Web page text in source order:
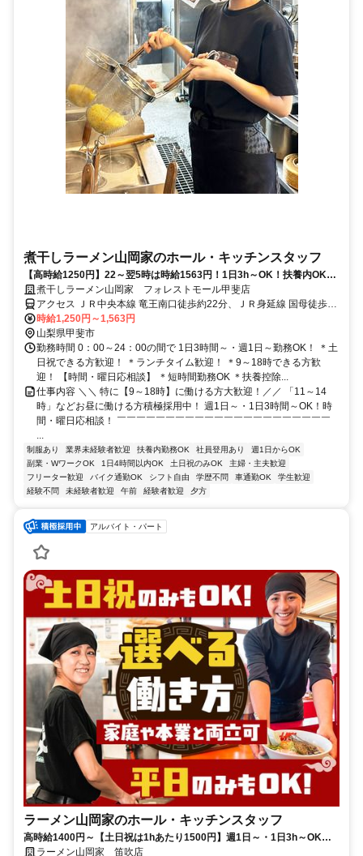
煮干しラーメン山岡家のホール・キッチンスタッフ
【高時給1250円】22～翌5時は時給1563円！1日3h～OK！扶養内OK！
ランチタイム積極採用中！
煮干しラーメン山岡家 フォレストモール甲斐店
アクセス ＪＲ中央本線 竜王南口徒歩約22分、ＪＲ身延線 国母徒歩約
48分 竜王駅より車で4分
時給1,250円～1,563円
山梨県甲斐市
勤務時間 0：00～24：00の間で 1日3時間～・週1日～勤務OK！ ＊土
日祝できる方歓迎！ ＊ランチタイム歓迎！ ＊9～18時できる方歓
迎！ 【時間・曜日応相談】 ＊短時間勤務OK ＊扶養控除...
仕事内容 ＼＼ 特に【9～18時】に働ける方大歓迎！／／ 「11～14
時」などお昼に働ける方積極採用中！ 週1日～・1日3時間～OK！時
間・曜日応相談！ ￣￣￣￣￣￣￣￣￣￣￣￣￣￣￣￣￣￣￣￣￣￣
制服あり 業界未経験者歓迎 扶養内勤務OK 社員登用あり
週1日からOK
副業・WワークOK
1日4時間以内OK 土日祝のみOK
主婦・主夫歓迎
フリーター歓迎
バイク通勤OK シフト自由 学歴不問 車通勤OK
学生歓迎
経験不問
未経験者歓迎 午前 経験者歓迎 夕方
アルバイト・パート
ラーメン山岡家のホール・キッチンスタッフ
高時給1400円～【土日祝は1hあたり1500円】週1日～・1日3h～OK！
シフトの自由度バツグン！
ラーメン山岡家 笛吹店